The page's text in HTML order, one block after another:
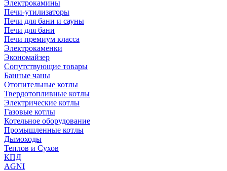
Электрокамины
Печи-утилизаторы
Печи для бани и сауны
Печи для бани
Печи премиум класса
Электрокаменки
Экономайзер
Сопутствующие товары
Банные чаны
Отопительные котлы
Твердотопливные котлы
Электрические котлы
Газовые котлы
Котельное оборудование
Промышленные котлы
Дымоходы
Теплов и Сухов
КПД
AGNI